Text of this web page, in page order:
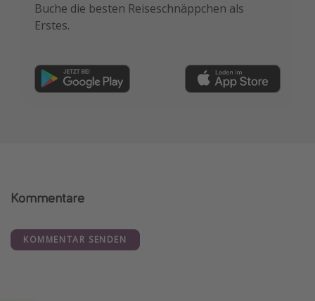
Buche die besten Reiseschnäppchen als
Erstes.
Kommentare
KOMMENTAR SENDEN